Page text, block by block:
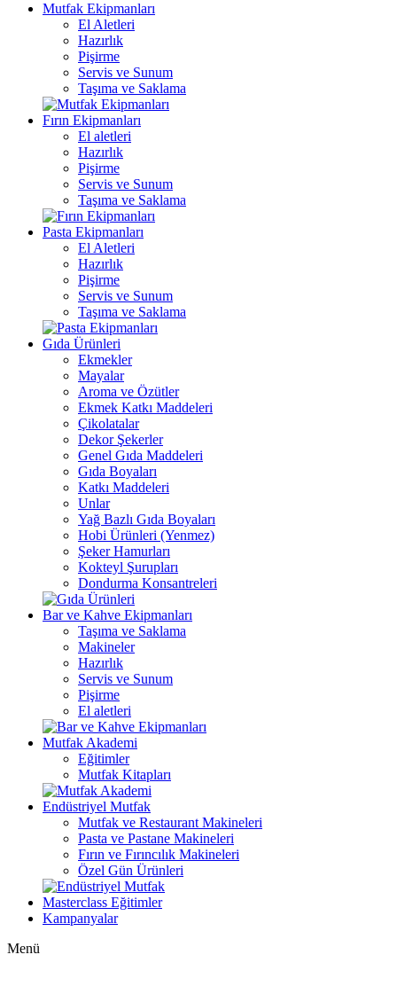
Mutfak Ekipmanları
El Aletleri
Hazırlık
Pişirme
Servis ve Sunum
Taşıma ve Saklama
Fırın Ekipmanları
El aletleri
Hazırlık
Pişirme
Servis ve Sunum
Taşıma ve Saklama
Pasta Ekipmanları
El Aletleri
Hazırlık
Pişirme
Servis ve Sunum
Taşıma ve Saklama
Gıda Ürünleri
Ekmekler
Mayalar
Aroma ve Özütler
Ekmek Katkı Maddeleri
Çikolatalar
Dekor Şekerler
Genel Gıda Maddeleri
Gıda Boyaları
Katkı Maddeleri
Unlar
Yağ Bazlı Gıda Boyaları
Hobi Ürünleri (Yenmez)
Şeker Hamurları
Kokteyl Şurupları
Dondurma Konsantreleri
Bar ve Kahve Ekipmanları
Taşıma ve Saklama
Makineler
Hazırlık
Servis ve Sunum
Pişirme
El aletleri
Mutfak Akademi
Eğitimler
Mutfak Kitapları
Endüstriyel Mutfak
Mutfak ve Restaurant Makineleri
Pasta ve Pastane Makineleri
Fırın ve Fırıncılık Makineleri
Özel Gün Ürünleri
Masterclass Eğitimler
Kampanyalar
Menü